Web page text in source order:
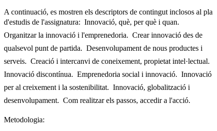
A continuació, es mostren els descriptors de contingut inclosos al pla
d'estudis de l'assignatura:  Innovació, què, per què i quan. 
Organitzar la innovació i l'emprenedoria.  Crear innovació des de
qualsevol punt de partida.  Desenvolupament de nous productes i
serveis.  Creació i intercanvi de coneixement, propietat intel·lectual. 
Innovació discontínua.  Emprenedoria social i innovació.  Innovació
per al creixement i la sostenibilitat.  Innovació, globalització i
desenvolupament.  Com realitzar els passos, accedir a l'acció.
Metodologia: